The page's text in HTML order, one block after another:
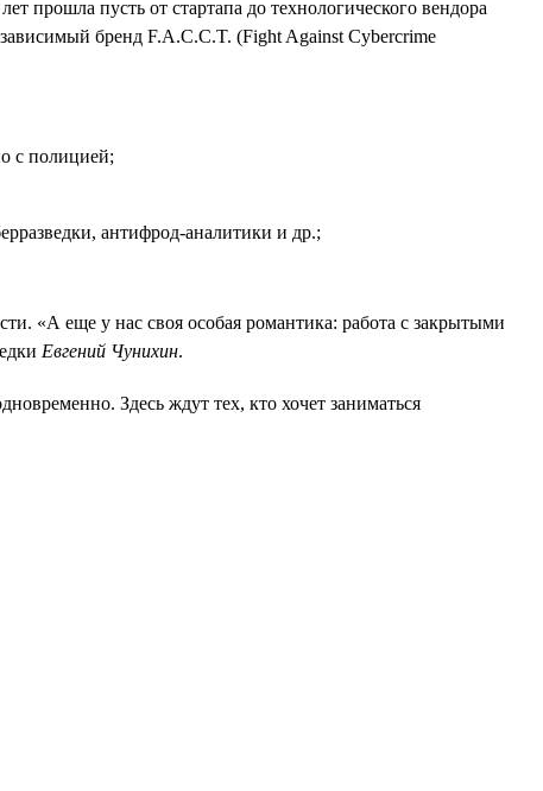
прошла пусть от стартапа до технологического вендора
бренд F.A.C.C.T. (Fight Against Cybercrime
с полицией;
антифрод-аналитики и др.;
«А еще у нас своя особая романтика: работа с закрытыми
Евгений Чунихин.
Здесь ждут тех, кто хочет заниматься